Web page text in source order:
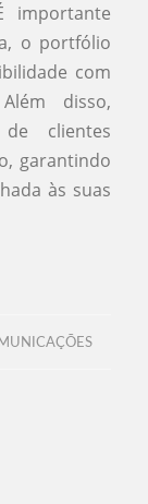
importante
o portfólio
com
disso,
de clientes
garantindo
às suas